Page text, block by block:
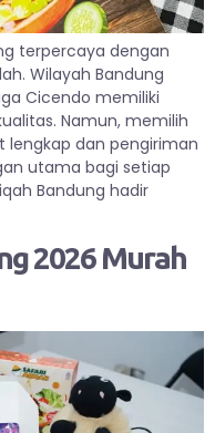
terpercaya dengan
Wilayah Bandung
Cicendo memiliki
Namun, memilih
dan pengiriman
utama bagi setiap
Bandung hadir
2026 Murah